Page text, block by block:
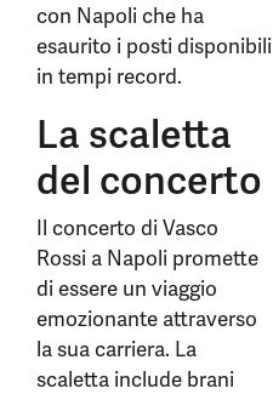
con Napoli che ha
esaurito i posti disponibili
in tempi record.
La scaletta
del concerto
Il concerto di Vasco
Rossi a Napoli promette
di essere un viaggio
emozionante attraverso
la sua carriera. La
scaletta include brani